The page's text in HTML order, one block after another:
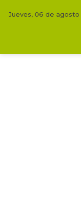
Este
Jueves, 06 de